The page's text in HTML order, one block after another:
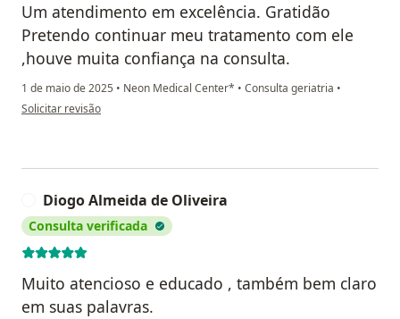
Um atendimento em excelência. Gratidão
Pretendo continuar meu tratamento com ele
,houve muita confiança na consulta.
1 de maio de 2025 • Neon Medical Center* • Consulta geriatria •
na opinião do utilizador Osvaldo Pastor Rodrigues
Solicitar revisão
Diogo Almeida de Oliveira
Consulta verificada
Muito atencioso e educado , também bem claro
em suas palavras.